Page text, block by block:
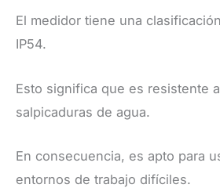
El medidor tiene una
IP54.
Esto significa que es resistente
salpicaduras de agua.
En consecuencia, es apto para
entornos de trabajo difíciles.